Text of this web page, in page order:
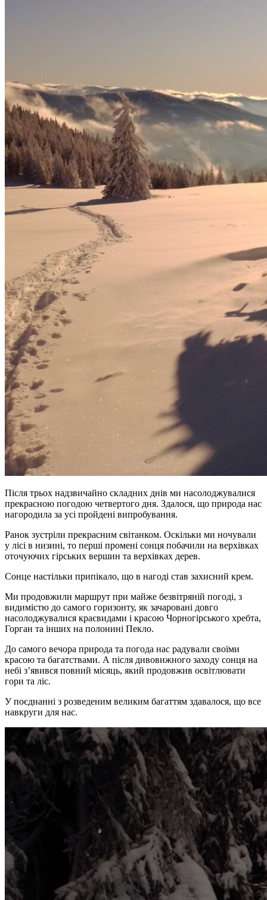
Після трьох надзвичайно складних днів ми насолоджувалися
прекрасною погодою четвертого дня. Здалося, що природа нас
нагородила за усі пройдені випробування.
Ранок зустріли прекрасним світанком. Оскільки ми ночували
у лісі в низині, то перші промені сонця побачили на верхівках
оточуючих гірських вершин та верхівках дерев.
Сонце настільки припікало, що в нагоді став захисний крем.
Ми продовжили маршрут при майже безвітряній погоді, з
видимістю до самого горизонту, як зачаровані довго
насолоджувалися краєвидами і красою Чорногірського хребта,
Горган та інших на полонині Пекло.
До самого вечора природа та погода нас радували своїми
красою та багатствами. А після дивовижного заходу сонця на
небі з’явився повний місяць, який продовжив освітлювати
гори та ліс.
У поєднанні з розведеним великим багаттям здавалося, що все
навкруги для нас.